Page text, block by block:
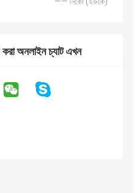
করা অনলাইন চ্যাট এখন